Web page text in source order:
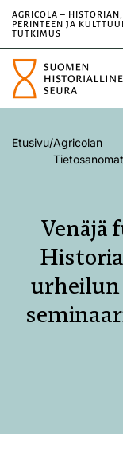
AGRICOLA – HISTORIAN,
PERINTEEN JA
TUTKIMUS
Etusivu/Agricolan
Tietosanomat
Venäjä